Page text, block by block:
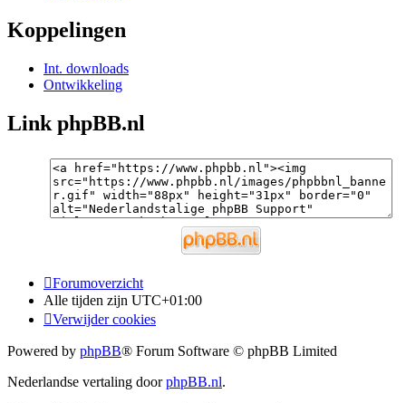
Koppelingen
Int. downloads
Ontwikkeling
Link phpBB.nl
Forumoverzicht
Alle tijden zijn UTC+01:00
Verwijder cookies
Powered by phpBB® Forum Software © phpBB Limited
Nederlandse vertaling doorphpBB.nl.